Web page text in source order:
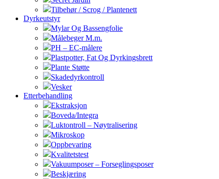
Tilbehør / Scrog / Plantenett
Dyrkeutstyr
Mylar Og Bassengfolie
Målebeger M.m.
PH – EC-målere
Plastpotter, Fat Og Dyrkingsbrett
Plante Støtte
Skadedyrkontroll
Vesker
Etterbehandling
Ekstraksjon
Boveda/Integra
Luktontroll – Nøytralisering
Mikroskop
Oppbevaring
Kvalitetstest
Vakuumposer – Forseglingsposer
Beskjæring